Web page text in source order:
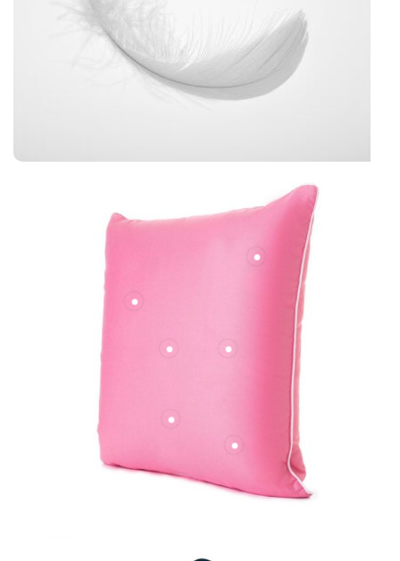
Ērti un praktiskie spilveni ar dabīgo zosu spalvu un dūnu
pildījumu nodrošinās jums komfortablu miegu.